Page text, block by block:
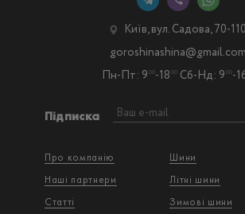
Про компанію
Наші партнери
Статті
Шини
Літні шини
Зимові шини
Підписка
Київ, вул. Садова, 70-110
Пн-Пт: 9 00-18 00 Сб-Нд: 9 00-
goroshinashina@gmail.com